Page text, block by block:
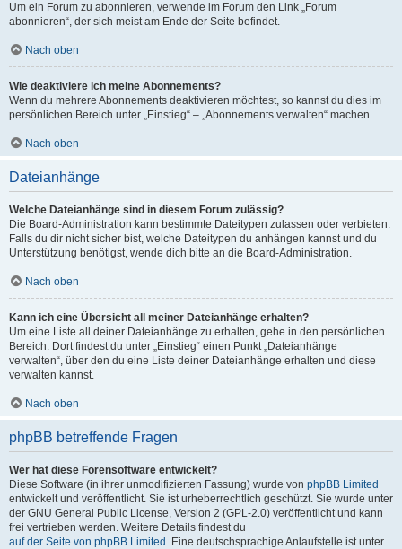
Um ein Forum zu abonnieren, verwende im Forum den Link „Forum
abonnieren“, der sich meist am Ende der Seite befindet.
Nach oben
Wie deaktiviere ich meine Abonnements?
Wenn du mehrere Abonnements deaktivieren möchtest, so kannst du dies im
persönlichen Bereich unter „Einstieg“ – „Abonnements verwalten“ machen.
Nach oben
Dateianhänge
Welche Dateianhänge sind in diesem Forum zulässig?
Die Board-Administration kann bestimmte Dateitypen zulassen oder verbieten.
Falls du dir nicht sicher bist, welche Dateitypen du anhängen kannst und du
Unterstützung benötigst, wende dich bitte an die Board-Administration.
Nach oben
Kann ich eine Übersicht all meiner Dateianhänge erhalten?
Um eine Liste all deiner Dateianhänge zu erhalten, gehe in den persönlichen
Bereich. Dort findest du unter „Einstieg“ einen Punkt „Dateianhänge
verwalten“, über den du eine Liste deiner Dateianhänge erhalten und diese
verwalten kannst.
Nach oben
phpBB betreffende Fragen
Wer hat diese Forensoftware entwickelt?
Diese Software (in ihrer unmodifizierten Fassung) wurde von phpBB Limited
entwickelt und veröffentlicht. Sie ist urheberrechtlich geschützt. Sie wurde unter
der GNU General Public License, Version 2 (GPL-2.0) veröffentlicht und kann
frei vertrieben werden. Weitere Details findest du
auf der Seite von phpBB Limited . Eine deutschsprachige Anlaufstelle ist unter